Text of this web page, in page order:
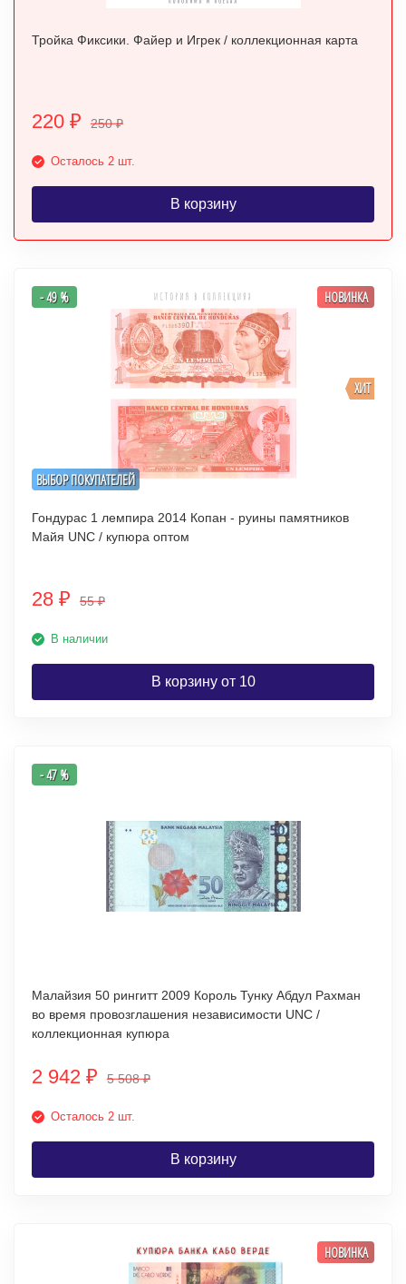
Тройка Фиксики. Файер и Игрек / коллекционная карта
220 ₽ 250₽
Осталось 2 шт.
В корзину
ВЫБОР ПОКУПАТЕЛЕЙ
ХИТ
- 49 % НОВИНКА
Гондурас 1 лемпира 2014 Копан - руины памятников
Майя UNC / купюра оптом
28 ₽ 55₽
В наличии
В корзину от 10
- 47 %
Малайзия 50 рингитт 2009 Король Тунку Абдул Рахман
во время провозглашения независимости UNC /
коллекционная купюра
2 942 ₽ 5 508₽
Осталось 2 шт.
В корзину
НОВИНКА